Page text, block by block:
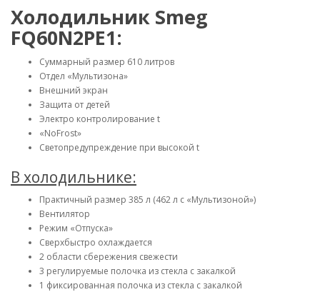
Холодильник Smeg
FQ60N2PE1:
Суммарный размер 610 литров
Отдел «Мультизона»
Внешний экран
Защита от детей
Электро контролирование t
«NoFrost»
Светопредупреждение при высокой t
В холодильнике:
Практичный размер 385 л (462 л с «Мультизоной»)
Вентилятор
Режим «Отпуска»
Сверхбыстро охлаждается
2 области сбережения свежести
3 регулируемые полочка из стекла с закалкой
1 фиксированная полочка из стекла с закалкой